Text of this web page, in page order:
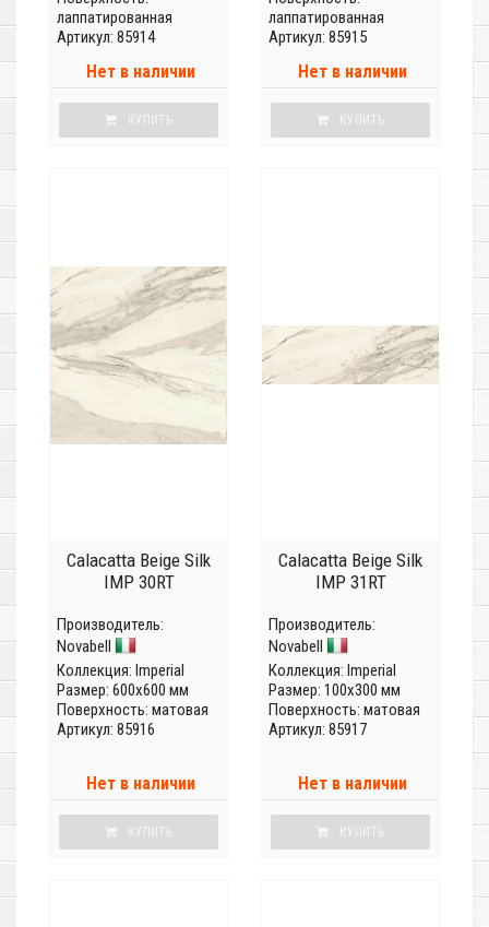
лаппатированная
Артикул: 85914
Нет в наличии
КУПИТЬ
лаппатированная
Артикул: 85915
Нет в наличии
КУПИТЬ
Calacatta Beige Silk
IMP 30RT
Производитель:
Novabell
Коллекция: Imperial
Размер: 600x600 мм
Поверхность: матовая
Артикул: 85916
Нет в наличии
КУПИТЬ
Calacatta Beige Silk
IMP 31RT
Производитель:
Novabell
Коллекция: Imperial
Размер: 100x300 мм
Поверхность: матовая
Артикул: 85917
Нет в наличии
КУПИТЬ